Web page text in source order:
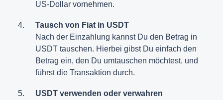
US-Dollar vornehmen.
Tausch von Fiat in USDT
Nach der Einzahlung kannst Du den Betrag in
USDT tauschen. Hierbei gibst Du einfach den
Betrag ein, den Du umtauschen möchtest, und
führst die Transaktion durch.
USDT verwenden oder verwahren